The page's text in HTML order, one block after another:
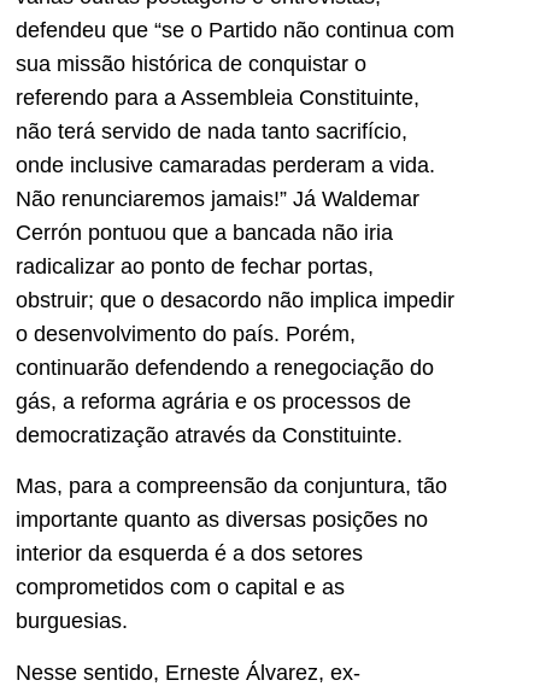
defendeu que “se o Partido não continua com
sua missão histórica de conquistar o
referendo para a Assembleia Constituinte,
não terá servido de nada tanto sacrifício,
onde inclusive camaradas perderam a vida.
Não renunciaremos jamais!” Já Waldemar
Cerrón pontuou que a bancada não iria
radicalizar ao ponto de fechar portas,
obstruir; que o desacordo não implica impedir
o desenvolvimento do país. Porém,
continuarão defendendo a renegociação do
gás, a reforma agrária e os processos de
democratização através da Constituinte.
Mas, para a compreensão da conjuntura, tão
importante quanto as diversas posições no
interior da esquerda é a dos setores
comprometidos com o capital e as
burguesias.
Nesse sentido, Erneste Álvarez, ex-